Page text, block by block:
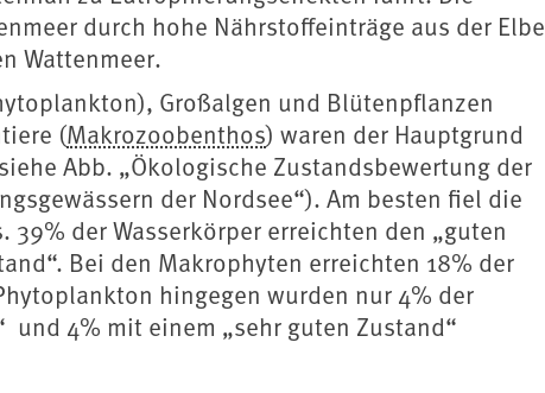
durch hohe Nährstoffeinträge aus der Elbe
Wattenmeer.
Großalgen und Blütenpflanzen
(Makrozoobenthos) waren der Hauptgrund
Abb. „Ökologische Zustandsbewertung der
der Nordsee“). Am besten fiel die
der Wasserkörper erreichten den „guten
Bei den Makrophyten erreichten 18% der
hingegen wurden nur 4% der
4% mit einem „sehr guten Zustand“